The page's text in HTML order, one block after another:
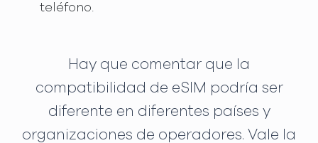
teléfono.
Hay que comentar que la
compatibilidad de eSIM podría ser
diferente en diferentes países y
organizaciones de operadores. Vale la